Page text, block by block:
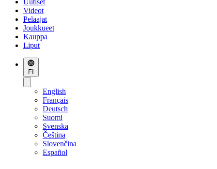
Uutiset
Videot
Pelaajat
Joukkueet
Kauppa
Liput
FI
English
Français
Deutsch
Suomi
Svenska
Čeština
Slovenčina
Español